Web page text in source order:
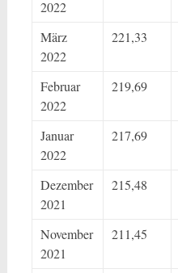
2022
März
2022
221,33
Februar
2022
219,69
Januar
2022
217,69
Dezember
2021
215,48
November
2021
211,45